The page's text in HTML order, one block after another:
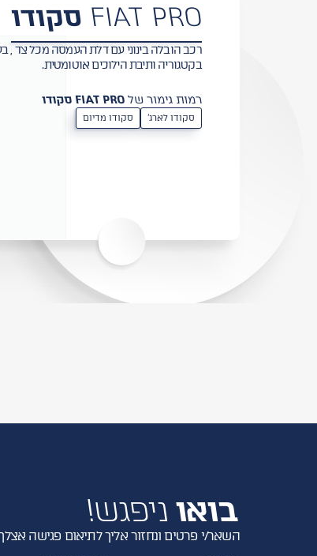
FIAT PRO סקודו
רכב הובלה בינוני עם דלת העמסה מכל צד ,
בקטגוריה ותיבת הילוכים אוטומטית.
רמות גימור שלFIAT PRO סקודו
סקודו לארג' סקודו מדיום
בואוניפגש!
השאר/י פרטים ונחזור אליך לתיאום פגישה